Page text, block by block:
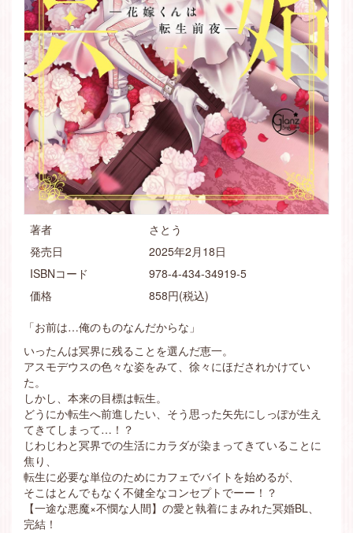
著者
さとう
発売日
2025年2月18日
ISBNコード
978-4-434-34919-5
価格
858円(税込)
「お前は…俺のものなんだからな」
いったんは冥界に残ることを選んだ恵一。
アスモデウスの色々な姿をみて、徐々にほだされかけてい
た。
しかし、本来の目標は転生。
どうにか転生へ前進したい、そう思った矢先にしっぽが生え
てきてしまって…！？
じわじわと冥界での生活にカラダが染まってきていることに
焦り、
転生に必要な単位のためにカフェでバイトを始めるが、
そこはとんでもなく不健全なコンセプトでーー！？
【一途な悪魔×不憫な人間】の愛と執着にまみれた冥婚BL、
完結！